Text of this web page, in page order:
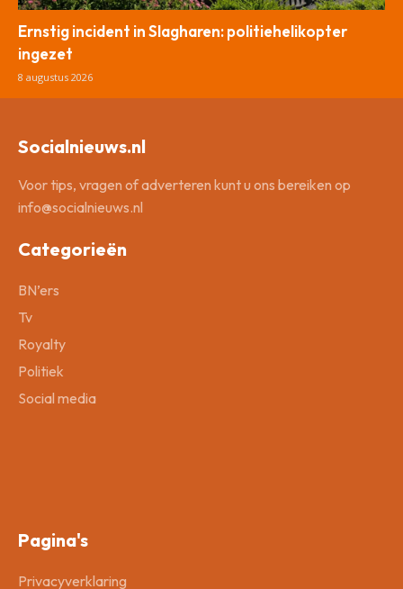
Ernstig incident in Slagharen: politiehelikopter
ingezet
8 augustus 2026
Socialnieuws.nl
Voor tips, vragen of adverteren kunt u ons bereiken op
info@socialnieuws.nl
Categorieën
BN’ers
Tv
Royalty
Politiek
Social media
Pagina's
Privacyverklaring